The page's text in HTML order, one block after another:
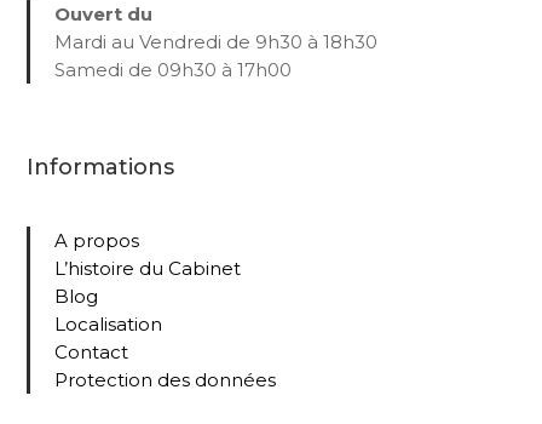
Ouvert du
Mardi au Vendredi de 9h30 à 18h30
Samedi de 09h30 à 17h00
Informations
A propos
L’histoire du Cabinet
Blog
Localisation
Contact
Protection des données